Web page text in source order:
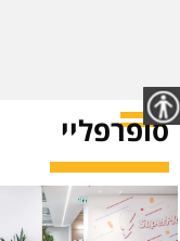
סופרפליי